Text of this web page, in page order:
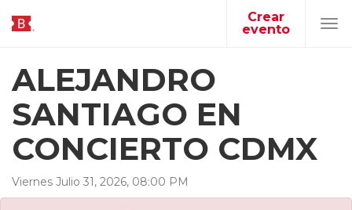
Crear
evento
ALEJANDRO
SANTIAGO EN
CONCIERTO CDMX
Viernes Julio 31, 2026, 08:00 PM